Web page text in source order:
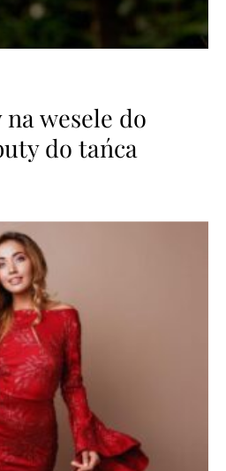
wesele do
do tańca